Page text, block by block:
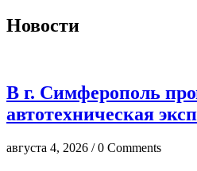
Новости
В г. Симферополь
автотехническая
августа 4, 2026 / 0 Comments